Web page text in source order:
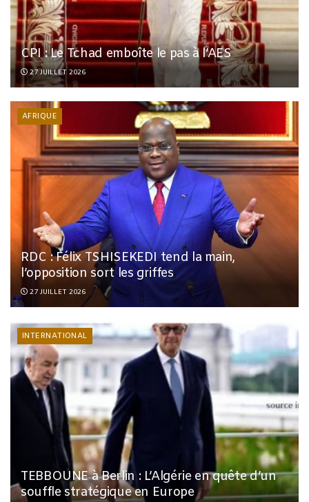
CPI : Le Tchad emboîte le pas à l’AES
27 JUILLET 2026
AFRIQUE
RDC : Félix TSHISEKEDI tend la main,
l’opposition sort les griffes
27 JUILLET 2026
INTERNATIONAL
TEBBOUNE à Berlin : L’Algérie en quête d’un
souffle stratégique en Europe